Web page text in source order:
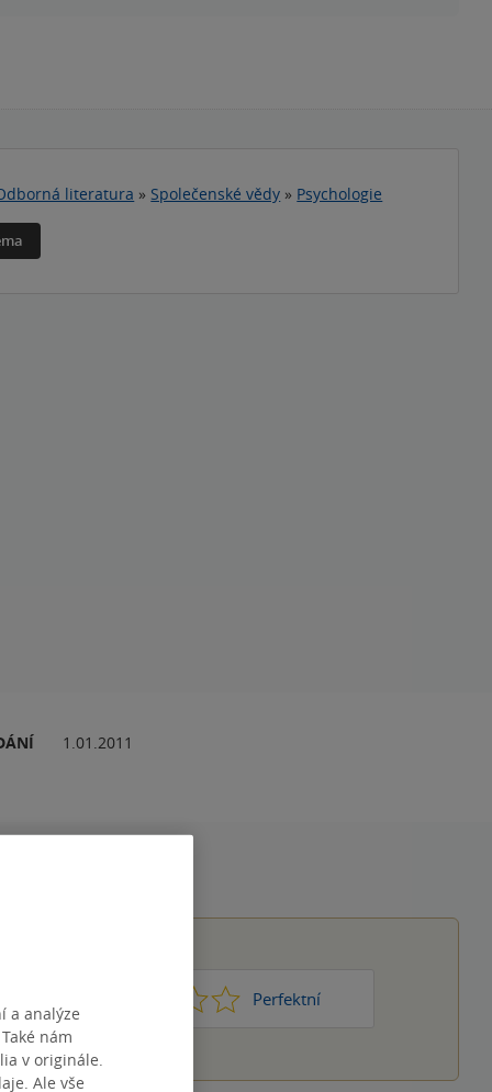
literatura » Společenské vědy » Psychologie
1.01.2011
Perfektní
a analýze
nám
v originále.
Ale vše